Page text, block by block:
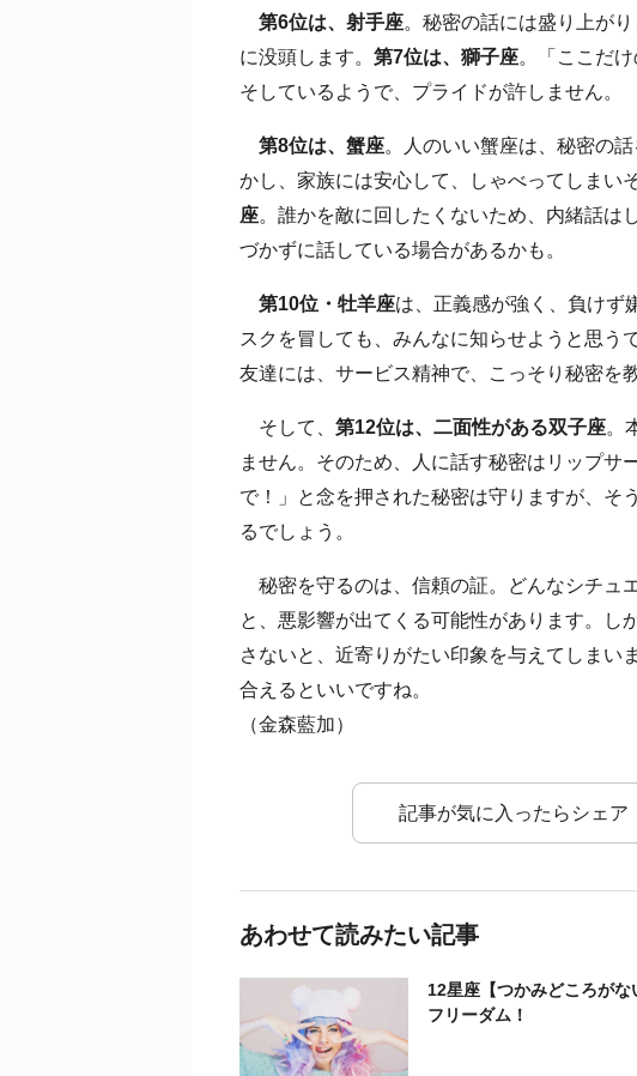
第6位は、射手座。秘密の話には盛り上が
に没頭します。 第7位は、獅子座。「ここだ
そしているようで、プライドが許しません。
第8位は、蟹座。人のいい蟹座は、秘密の
かし、家族には安心して、しゃべってしまいそ
座。誰かを敵に回したくないため、内緒話は
づかずに話している場合があるかも。
第10位・牡羊座は、正義感が強く、負けず
スクを冒しても、みんなに知らせようと思う
友達には、サービス精神で、こっそり秘密を
そして、 第12位は、二面性がある双子座。
ません。そのため、人に話す秘密はリップサ
で！」と念を押された秘密は守りますが、そ
るでしょう。
秘密を守るのは、信頼の証。どんなシチュ
と、悪影響が出てくる可能性があります。し
さないと、近寄りがたい印象を与えてしまい
合えるといいですね。
（金森藍加）
記事が気に入ったらシェア
あわせて読みたい記事
12星座【つかみどころが
フリーダム！